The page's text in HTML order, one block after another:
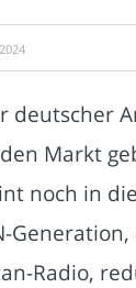
deutscher
Markt
noch in
Radio,